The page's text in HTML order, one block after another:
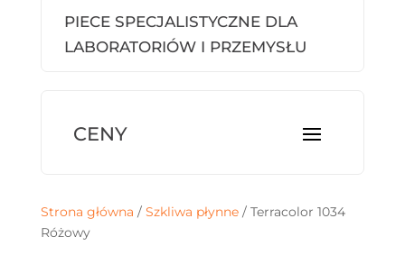
PIECE SPECJALISTYCZNE DLA
LABORATORIÓW I PRZEMYSŁU
Strona główna / Szkliwa płynne/ Terracolor 1034
Różowy